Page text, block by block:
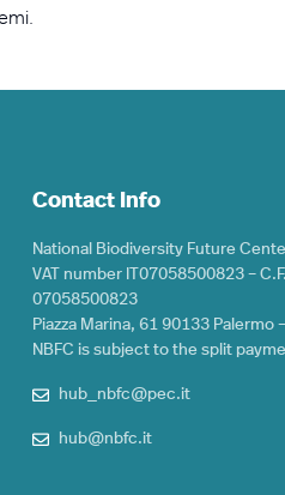
Contact Info
National Biodiversity Future
VAT number IT07058500823 – C.F.
07058500823
Piazza Marina, 61 90133 Palermo
NBFC is subject to the split
hub_nbfc@pec.it
hub@nbfc.it